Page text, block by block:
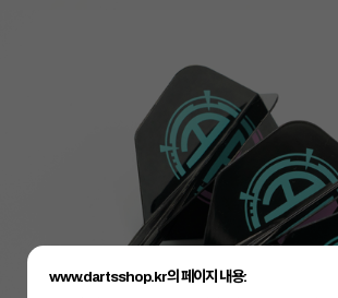
www.dartsshop.kr의 페이지 내용: